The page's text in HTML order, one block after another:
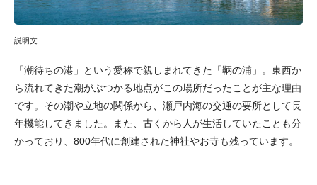
説明文
「潮待ちの港」という愛称で親しまれてきた「鞆の浦」。東西か
ら流れてきた潮がぶつかる地点がこの場所だったことが主な理由
です。その潮や立地の関係から、瀬戸内海の交通の要所として長
年機能してきました。また、古くから人が生活していたことも分
かっており、800年代に創建された神社やお寺も残っています。